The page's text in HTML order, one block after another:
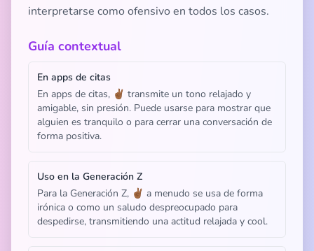
interpretarse como ofensivo en todos los casos.
Guía contextual
En apps de citas
En apps de citas, ✌🏾 transmite un tono relajado y
amigable, sin presión. Puede usarse para mostrar que
alguien es tranquilo o para cerrar una conversación de
forma positiva.
Uso en la Generación Z
Para la Generación Z, ✌🏾 a menudo se usa de forma
irónica o como un saludo despreocupado para
despedirse, transmitiendo una actitud relajada y cool.